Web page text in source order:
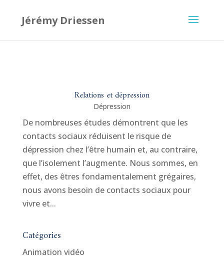
Relations et dépression
Dépression
De nombreuses études démontrent que les
contacts sociaux réduisent le risque de
dépression chez l’être humain et, au contraire,
que l’isolement l’augmente. Nous sommes, en
effet, des êtres fondamentalement grégaires,
nous avons besoin de contacts sociaux pour
vivre et...
Catégories
Animation vidéo